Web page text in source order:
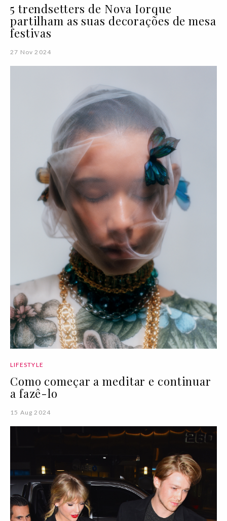
5 trendsetters de Nova Iorque
partilham as suas decorações de mesa
festivas
27 Nov 2024
LIFESTYLE
Como começar a meditar e continuar
a fazê-lo
15 Aug 2024